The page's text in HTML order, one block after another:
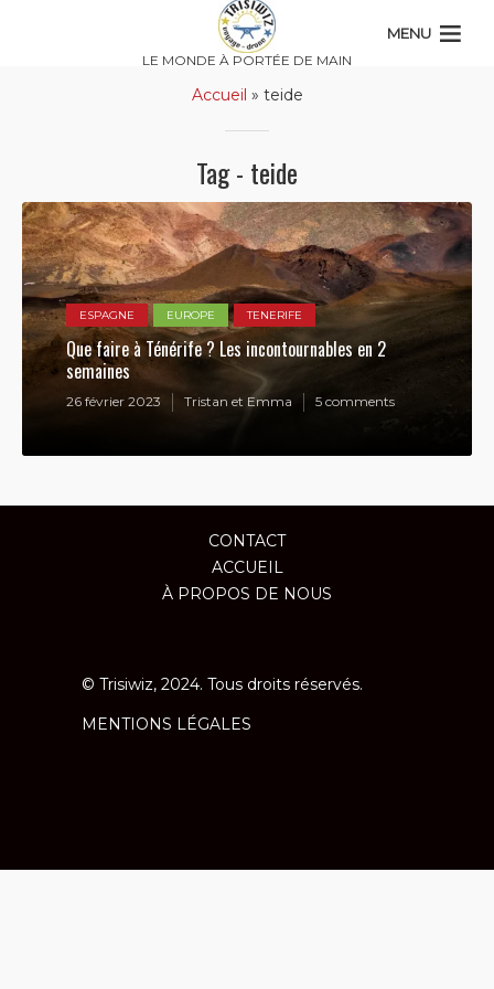
LE MONDE À PORTÉE DE MAIN
MENU
Accueil » teide
Tag - teide
ESPAGNE EUROPE TENERIFE
Que faire à Ténérife ? Les incontournables en 2
semaines
26 février 2023 Tristan et Emma 5 comments
CONTACT
ACCUEIL
À PROPOS DE NOUS
© Trisiwiz, 2024. Tous droits réservés.
MENTIONS LÉGALES